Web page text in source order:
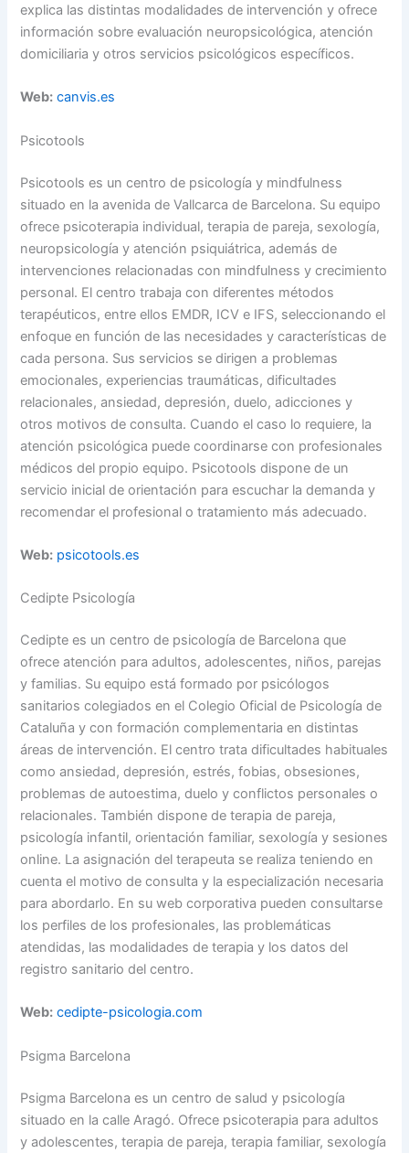
explica las distintas modalidades de intervención y ofrece
información sobre evaluación neuropsicológica, atención
domiciliaria y otros servicios psicológicos específicos.
Web: canvis.es
Psicotools
Psicotools es un centro de psicología y mindfulness
situado en la avenida de Vallcarca de Barcelona. Su equipo
ofrece psicoterapia individual, terapia de pareja, sexología,
neuropsicología y atención psiquiátrica, además de
intervenciones relacionadas con mindfulness y crecimiento
personal. El centro trabaja con diferentes métodos
terapéuticos, entre ellos EMDR, ICV e IFS, seleccionando el
enfoque en función de las necesidades y características de
cada persona. Sus servicios se dirigen a problemas
emocionales, experiencias traumáticas, dificultades
relacionales, ansiedad, depresión, duelo, adicciones y
otros motivos de consulta. Cuando el caso lo requiere, la
atención psicológica puede coordinarse con profesionales
médicos del propio equipo. Psicotools dispone de un
servicio inicial de orientación para escuchar la demanda y
recomendar el profesional o tratamiento más adecuado.
Web: psicotools.es
Cedipte Psicología
Cedipte es un centro de psicología de Barcelona que
ofrece atención para adultos, adolescentes, niños, parejas
y familias. Su equipo está formado por psicólogos
sanitarios colegiados en el Colegio Oficial de Psicología de
Cataluña y con formación complementaria en distintas
áreas de intervención. El centro trata dificultades habituales
como ansiedad, depresión, estrés, fobias, obsesiones,
problemas de autoestima, duelo y conflictos personales o
relacionales. También dispone de terapia de pareja,
psicología infantil, orientación familiar, sexología y sesiones
online. La asignación del terapeuta se realiza teniendo en
cuenta el motivo de consulta y la especialización necesaria
para abordarlo. En su web corporativa pueden consultarse
los perfiles de los profesionales, las problemáticas
atendidas, las modalidades de terapia y los datos del
registro sanitario del centro.
Web: cedipte-psicologia.com
Psigma Barcelona
Psigma Barcelona es un centro de salud y psicología
situado en la calle Aragó. Ofrece psicoterapia para adultos
y adolescentes, terapia de pareja, terapia familiar, sexología